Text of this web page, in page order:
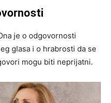
je o odgovornosti
glasa i o hrabrosti da se
mogu biti neprijatni.